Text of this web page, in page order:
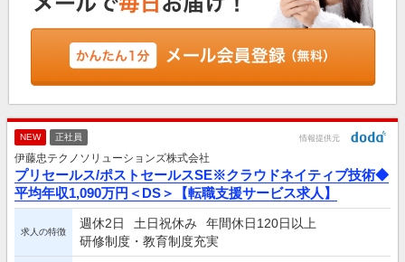
NEW 正社員 情報提供元
伊藤忠テクノソリューションズ株式会社
プリセールス/ポストセールスSE※クラウドネイティブ技術◆
平均年収1,090万円＜DS＞【転職支援サービス求人】
求人の特徴
週休2日 土日祝休み
年間休日120日以上
研修制度・教育制度充実